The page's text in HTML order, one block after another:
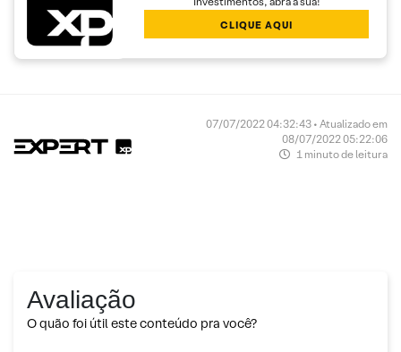
CLIQUE AQUI
07/07/2022 04:32:43 • Atualizado em
08/07/2022 05:22:06
1 minuto de leitura
Avaliação
O quão foi útil este conteúdo pra você?